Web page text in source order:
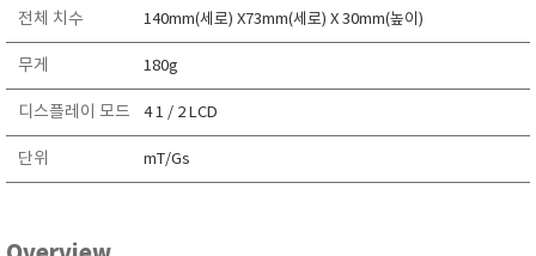
T&D
TAKEMURA
TENMARS
Termoprodukt
TOA-DKK
전체 치수 140mm(세로) X73mm(세로) X 30mm(높이)
무게 180g
디스플레이 모드 4 1 / 2 LCD
단위 mT/Gs